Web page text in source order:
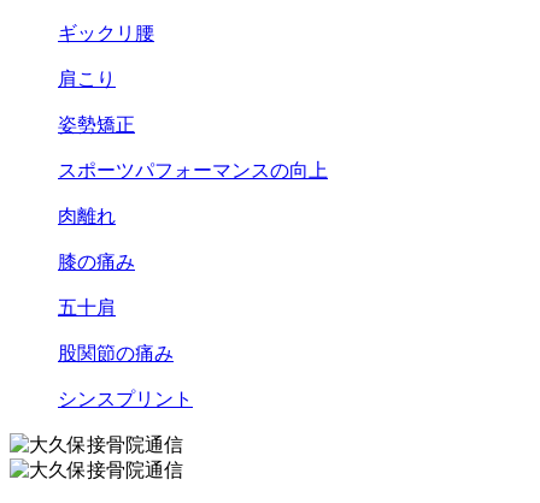
ギックリ腰
肩こり
姿勢矯正
スポーツパフォーマンスの向上
肉離れ
膝の痛み
五十肩
股関節の痛み
シンスプリント